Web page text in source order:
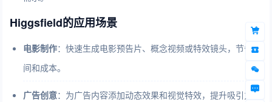
Higgsfield的应用场景
电影制作：快速生成电影预告片、概念视频或特效镜头，节省时
间和成本。
广告创意：为广告内容添加动态效果和视觉特效，提升吸引力和